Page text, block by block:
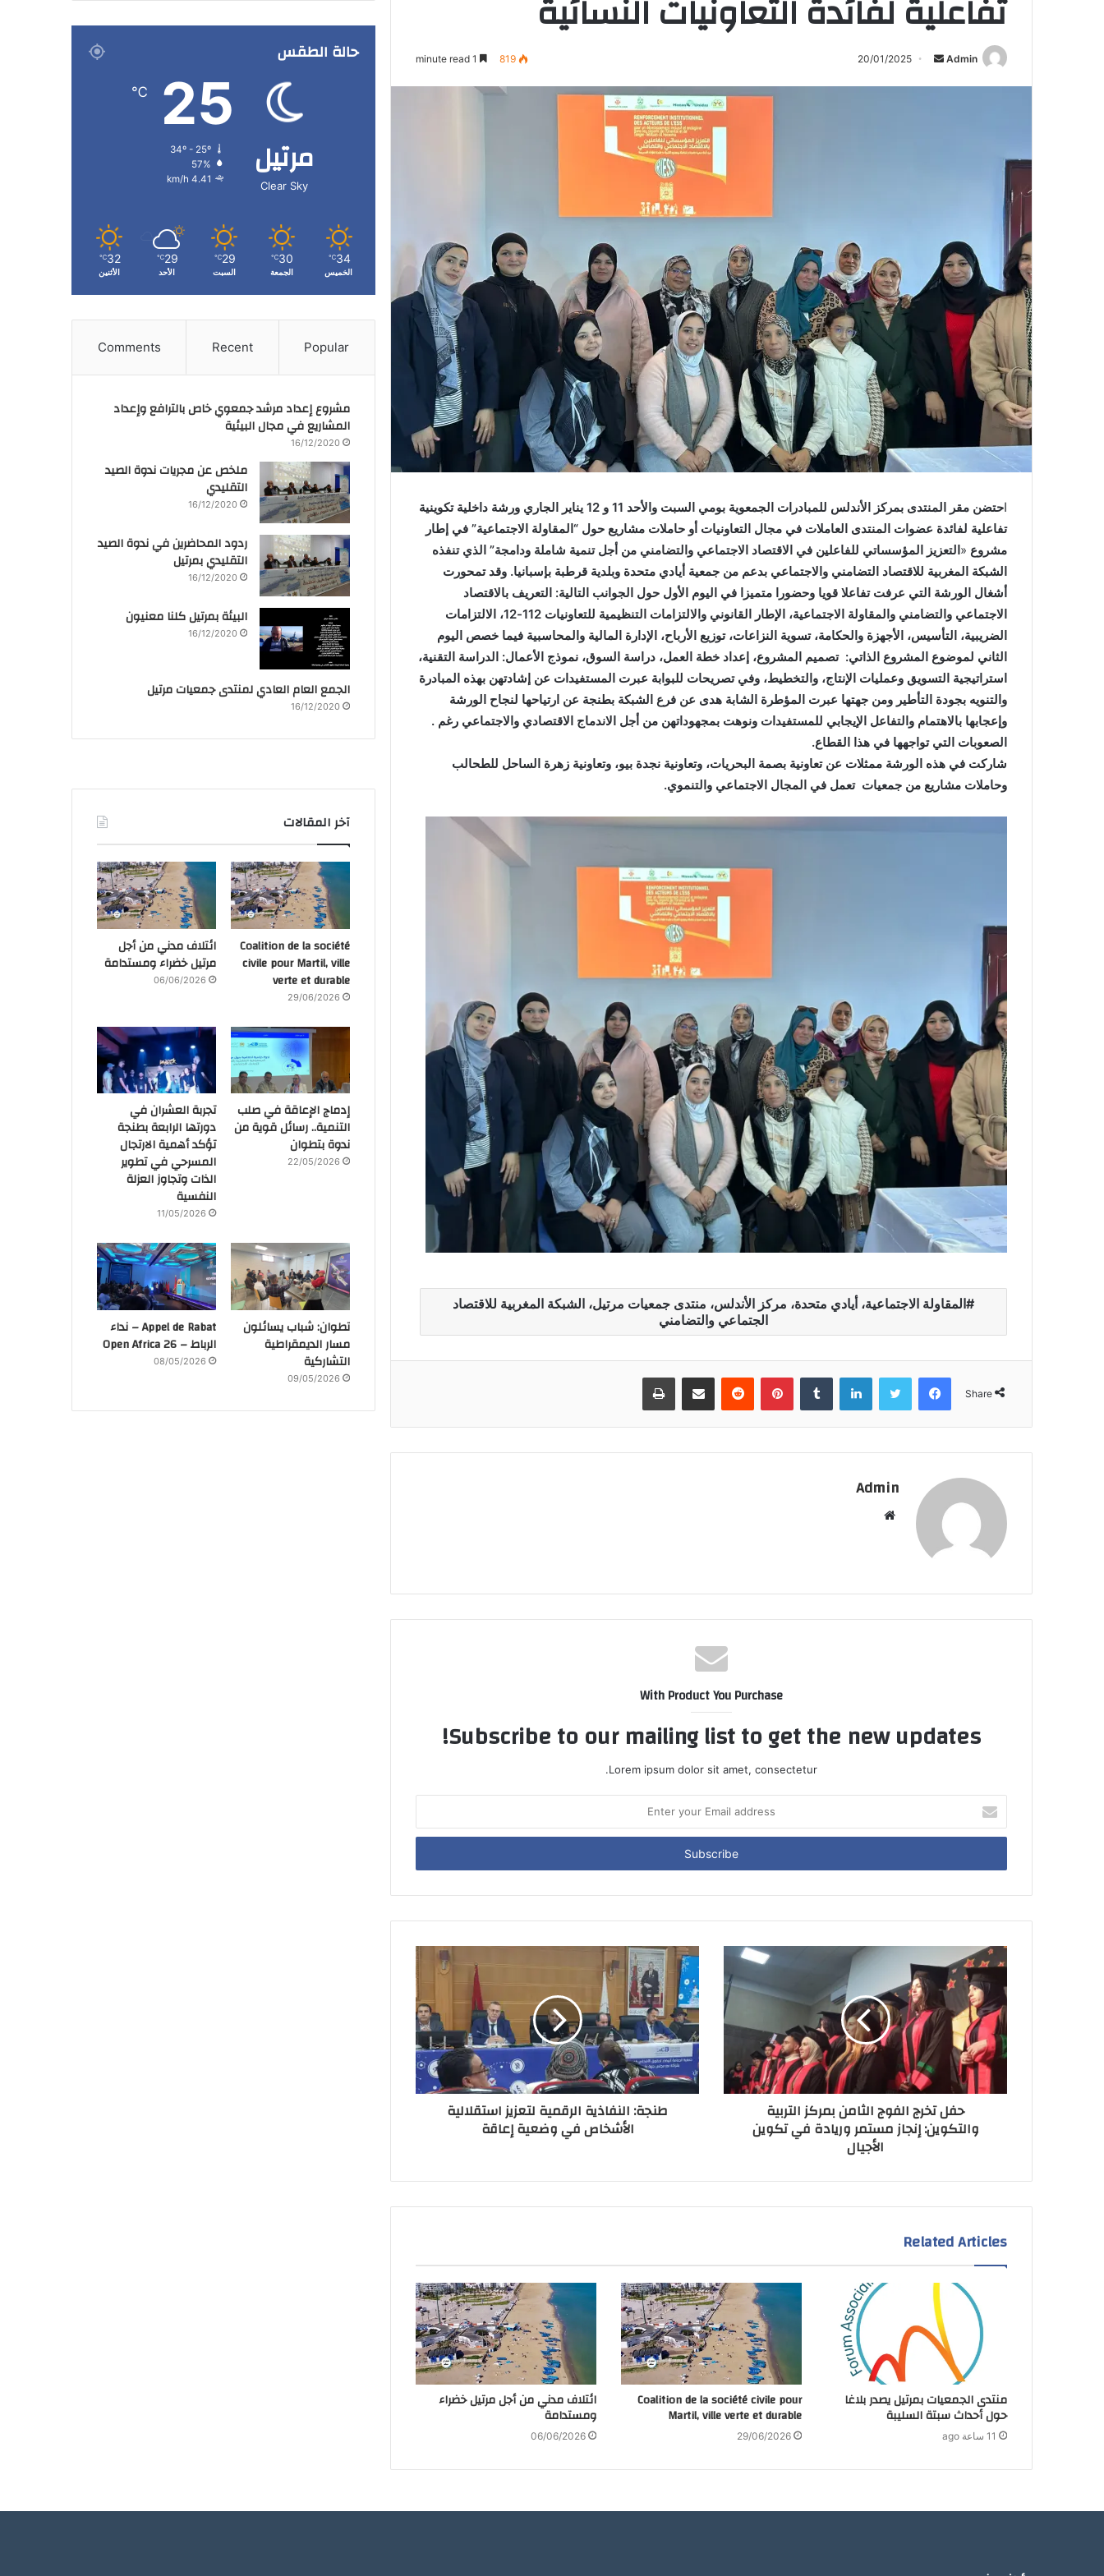
تفاعلية لفائدة التعاونيات النسائية
Admin
Send
20/01/2025
819
ا
حتضن مقر المنتدى بمركز الأندلس للمبادرات الجمعوية بومي السبت والأحد 11 و 12 يناير الجاري ورشة داخلية تكوينية
تفاعلية لفائدة عضوات المنتدى العاملات في مجال التعاونيات أو حاملات مشاريع حول “المقاولة الاجتماعية” في إطار
مشروع « التعزيز المؤسساتي للفاعلين في الاقتصاد الاجتماعي والتضامني من أجل تنمية شاملة ودامجة” الذي تنفذه
الشبكة المغربية للاقتصاد التضامني والاجتماعي بدعم من جمعية أيادي متحدة وبلدية قرطبة بإسبانيا. وقد تمحورت
أشغال الورشة التي عرفت تفاعلا قويا وحضورا متميزا في اليوم الأول حول الجوانب التالية: التعريف بالاقتصاد
الاجتماعي والتضامني والمقاولة الاجتماعية، الإطار القانوني والالتزامات التنظيمية للتعاونيات 112-12، الالتزامات
الضريبية، التأسيس، الأجهزة والحكامة، تسوية النزاعات، توزيع الأرباح، الإدارة المالية والمحاسبية فيما خصص اليوم
الثاني لموضوع المشروع الذاتي: تصميم المشروع، إعداد خطة العمل، دراسة السوق، نموذج الأعمال: الدراسة التقنية،
استراتيجية التسويق وعمليات الإنتاج، والتخطيط، وفي تصريحات للبوابة عبرت المستفيدات عن إشادتهن بهذه المبادرة
والتنويه بجودة التأطير ومن جهتها عبرت المؤطرة الشابة هدى عن فرع الشبكة بطنجة عن ارتياحها لنجاح الورشة
وإعجابها بالاهتمام والتفاعل الإيجابي للمستفيدات ونوهت بمجهوداتهن من أجل الاندماج الاقتصادي والاجتماعي رغم .
الصعوبات التي تواجهها في هذا القطاع.
شاركت في هذه الورشة ممثلات عن تعاونية بصمة البحريات، وتعاونية نجدة بيو، وتعاونية زهرة الساحل للطحالب
وحاملات مشاريع من جمعيات تعمل في المجال الاجتماعي والتنموي.
المقاولة الاجتماعية، أيادي متحدة، مركز الأندلس، منتدى جمعيات مرتيل، الشبكة المغربية للاقتصاد
الجتماعي والتضامني
Share
Facebook
Twitter
LinkedIn
Tumblr
Pinterest
Reddit
Share via Email
Print
Admin
With Product You Purchase
Subscribe to our mailing list to get the new updates!
Lorem ipsum dolor sit amet, consectetur.
your
Email
حفل تخرج الفوج الثامن بمركز التربية
والتكوين: إنجاز مستمر وريادة في تكوين
الأجيال
طنجة: النفاذية الرقمية لتعزيز استقلالية
الأشخاص في وضعية إعاقة
Related Articles
منتدى الجمعيات بمرتيل يصدر بلاغا
حول أحداث سبتة السليبة
11 ساعة ago
Coalition de la société civile pour
Martil, ville verte et durable
29/06/2026
ائتلاف مدني من أجل مرتيل خضراء
ومستدامة
06/06/2026
حالة الطقس
مرتيل
Clear Sky
25
℃
34º - 25º
57%
4.41 km/h
34
℃
الخميس
30
℃
الجمعة
29
℃
السبت
29
℃
الأحد
32
℃
الأثنين
Popular
Recent
Comments
مشروع إعداد مرشد جمعوي خاص بالترافع وإعداد
المشاريع في مجال البيئية
16/12/2020
ملخص عن مجريات ندوة الصيد
التقليدي
16/12/2020
ردود المحاضرين في ندوة الصيد
التقليدي بمرتيل
16/12/2020
البيئة بمرتيل كلنا معنيون
16/12/2020
الجمع العام العادي لمنتدى جمعيات مرتيل
16/12/2020
آخر المقالات
Coalition de la société
civile pour Martil, ville
verte et durable
29/06/2026
ائتلاف مدني من أجل
مرتيل خضراء ومستدامة
06/06/2026
إدماج الإعاقة في صلب
التنمية.. رسائل قوية من
ندوة بتطوان
22/05/2026
تجربة العشران في
دورتها الرابعة بطنجة
تؤكد أهمية الارتجال
المسرحي في تطوير
الذات وتجاوز العزلة
النفسية
11/05/2026
تطوان: شباب يسائلون
مسار الديمقراطية
التشاركية
09/05/2026
Appel de Rabat – نداء
الرباط – Open Africa 26
08/05/2026